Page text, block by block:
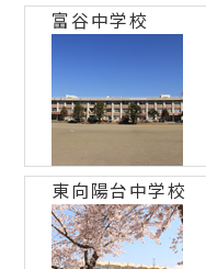
富谷中学校
東向陽台中学校